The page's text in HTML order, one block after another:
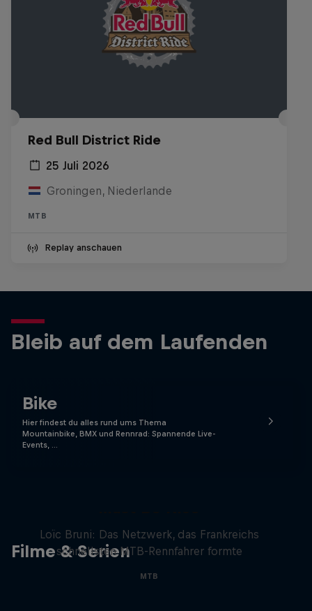
Red Bull District Ride
25 Juli 2026
Groningen, Niederlande
MTB
Replay anschauen
Bleib auf dem Laufenden
Bike
Hier findest du alles rund ums Thema
Mountainbike, BMX und Rennrad: Spannende Live-
Events, …
Filme & Serien
Loïc Bruni: Das Netzwerk, das Frankreichs
schnellsten MTB-Rennfahrer formte
MTB